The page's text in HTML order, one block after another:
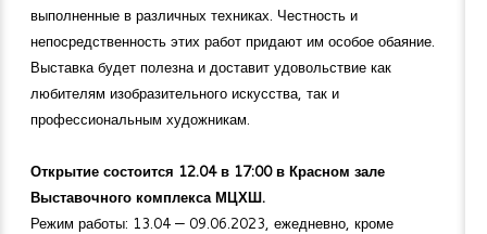
выполненные в различных техниках. Честность и
непосредственность этих работ придают им особое обаяние.
Выставка будет полезна и доставит удовольствие как
любителям изобразительного искусства, так и
профессиональным художникам.
Открытие состоится 12.04 в 17:00 в Красном зале
Выставочного комплекса МЦХШ.
Режим работы: 13.04 — 09.06.2023, ежедневно, кроме